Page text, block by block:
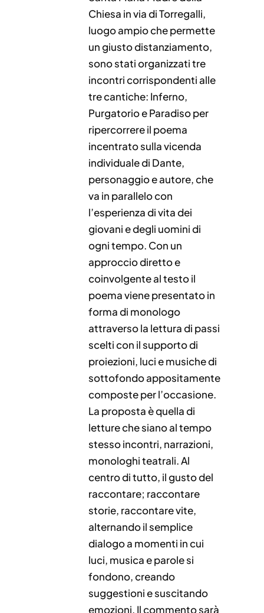
Chiesa in via di Torregalli,
luogo ampio che permette
un giusto distanziamento,
sono stati organizzati tre
incontri corrispondenti alle
tre cantiche: Inferno,
Purgatorio e Paradiso per
ripercorrere il poema
incentrato sulla vicenda
individuale di Dante,
personaggio e autore, che
va in parallelo con
l’esperienza di vita dei
giovani e degli uomini di
ogni tempo. Con un
approccio diretto e
coinvolgente al testo il
poema viene presentato in
forma di monologo
attraverso la lettura di passi
scelti con il supporto di
proiezioni, luci e musiche di
sottofondo appositamente
composte per l’occasione.
La proposta è quella di
letture che siano al tempo
stesso incontri, narrazioni,
monologhi teatrali. Al
centro di tutto, il gusto del
raccontare; raccontare
storie, raccontare vite,
alternando il semplice
dialogo a momenti in cui
luci, musica e parole si
fondono, creando
suggestioni e suscitando
emozioni. Il commento sarà